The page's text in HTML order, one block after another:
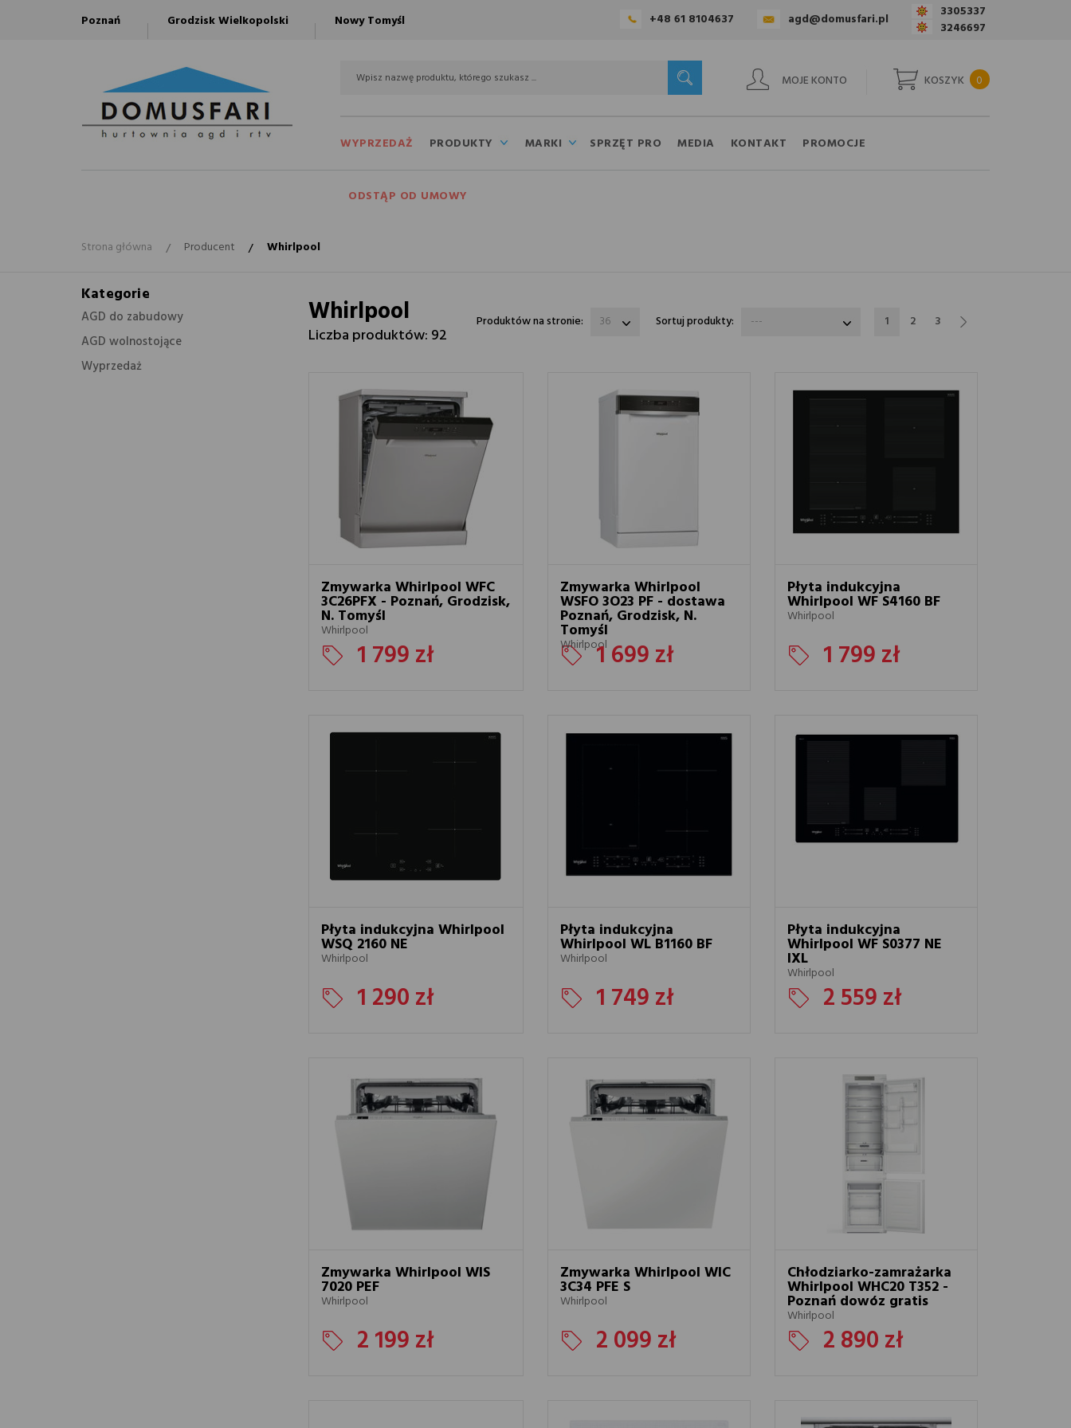
Poznań Grodzisk Wielkopolski Nowy Tomyśl +48 61 8104637 agd@domusfari.pl
3305337
3246697
MOJE KONTO 0
KOSZYK
WYPRZEDAŻ PRODUKTY MARKI SPRZĘT PRO MEDIA KONTAKT PROMOCJE
ODSTĄP OD UMOWY
Strona główna Producent Whirlpool
Kategorie
AGD do zabudowy
AGD wolnostojące
Wyprzedaż
1 2 3
Whirlpool
Liczba produktów: 92
Sortuj produkty: ---
Produktów na stronie: 36
Zmywarka Whirlpool WFC
3C26PFX - Poznań, Grodzisk,
N. Tomyśl
Whirlpool
1 799 zł
Zmywarka Whirlpool
WSFO 3O23 PF - dostawa
Poznań, Grodzisk, N.
Tomyśl
Whirlpool1 699 zł
Płyta indukcyjna
Whirlpool WF S4160 BF
Whirlpool
1 799 zł
Płyta indukcyjna Whirlpool
WSQ 2160 NE
Whirlpool
1 290 zł
Płyta indukcyjna
Whirlpool WL B1160 BF
Whirlpool
1 749 zł
Płyta indukcyjna
Whirlpool WF S0377 NE
IXL
Whirlpool
2 559 zł
Zmywarka Whirlpool WIS
7020 PEF
Whirlpool
2 199 zł
Zmywarka Whirlpool WIC
3C34 PFE S
Whirlpool
2 099 zł
Chłodziarko-zamrażarka
Whirlpool WHC20 T352 -
Poznań dowóz gratis
Whirlpool
2 890 zł